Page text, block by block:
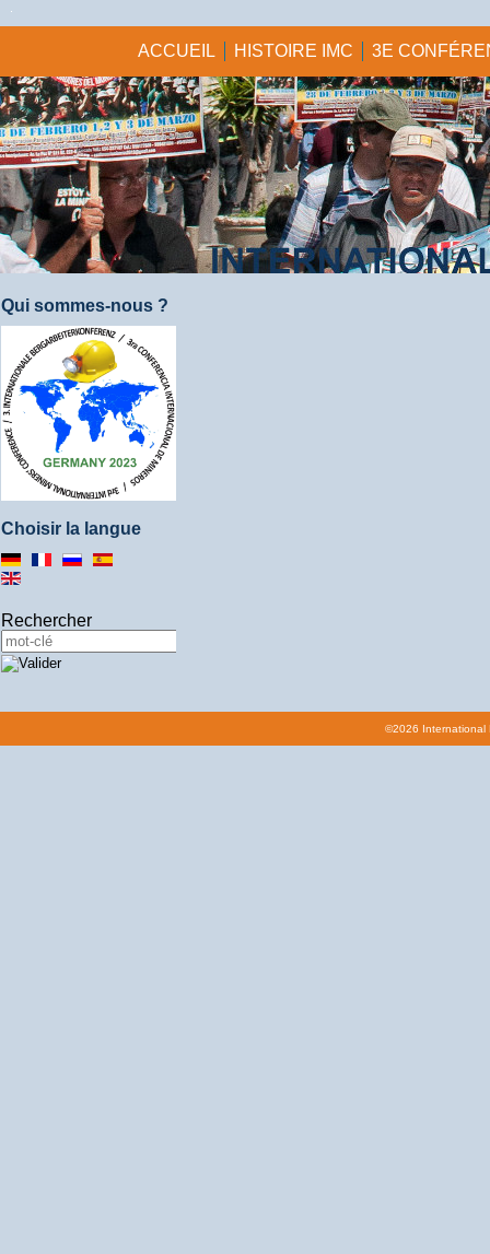
ACCUEIL HISTOIRE IMC 3E
Qui sommes-nous ?
Choisir la langue
Rechercher
©2026 International